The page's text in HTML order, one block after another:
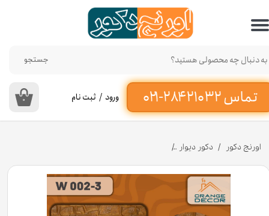
تماس ۳۲ ۲۱۰ ۲۸۴-۰۲۱‌
جستجو
۰ ورود / ثبت نام
حساب کاربری من
تغییر گذر واژه
سفارشات
خروج از حساب کاربری
اورنج دکور دکور دیوار